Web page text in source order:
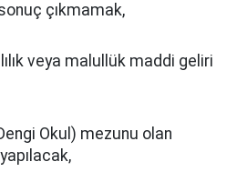
çıkmamak,
veya malullük maddi geliri
Okul) mezunu olan